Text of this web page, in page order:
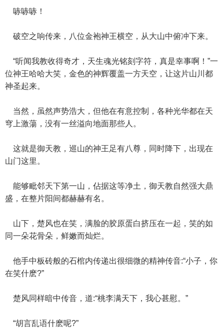
哧哧哧！
破空之响传来，八位金袍神王横空，从大山中俯冲下来。
“听闻我教收得奇才，天生魂光铭刻字符，真是幸事啊！”一
位神王哈哈大笑，金色的神辉覆盖一方天空，让这片山川都
神圣起来。
当然，虽然声势浩大，但他在有意控制，各种光华都在天
穹上激蕩，没有一丝溢向地面那些人。
这就是御天教，巡山的神王足有八尊，同时降下，出现在
山门这里。
能够毗邻天下第一山，佔据这等净土，御天教自然强大鼎
盛，在整片阳间都赫赫有名。
山下，楚风也在笑，满脸的胶原蛋白挤压在一起，笑的如
同一朵花骨朵，鲜嫩而灿烂。
他手中板砖般的石棺内传递出很细微的精神传音:“小子，你
在笑什麽?”
楚风同样暗中传音，道:“桃李满天下，我心甚慰。”
“胡言乱语什麽呢?”